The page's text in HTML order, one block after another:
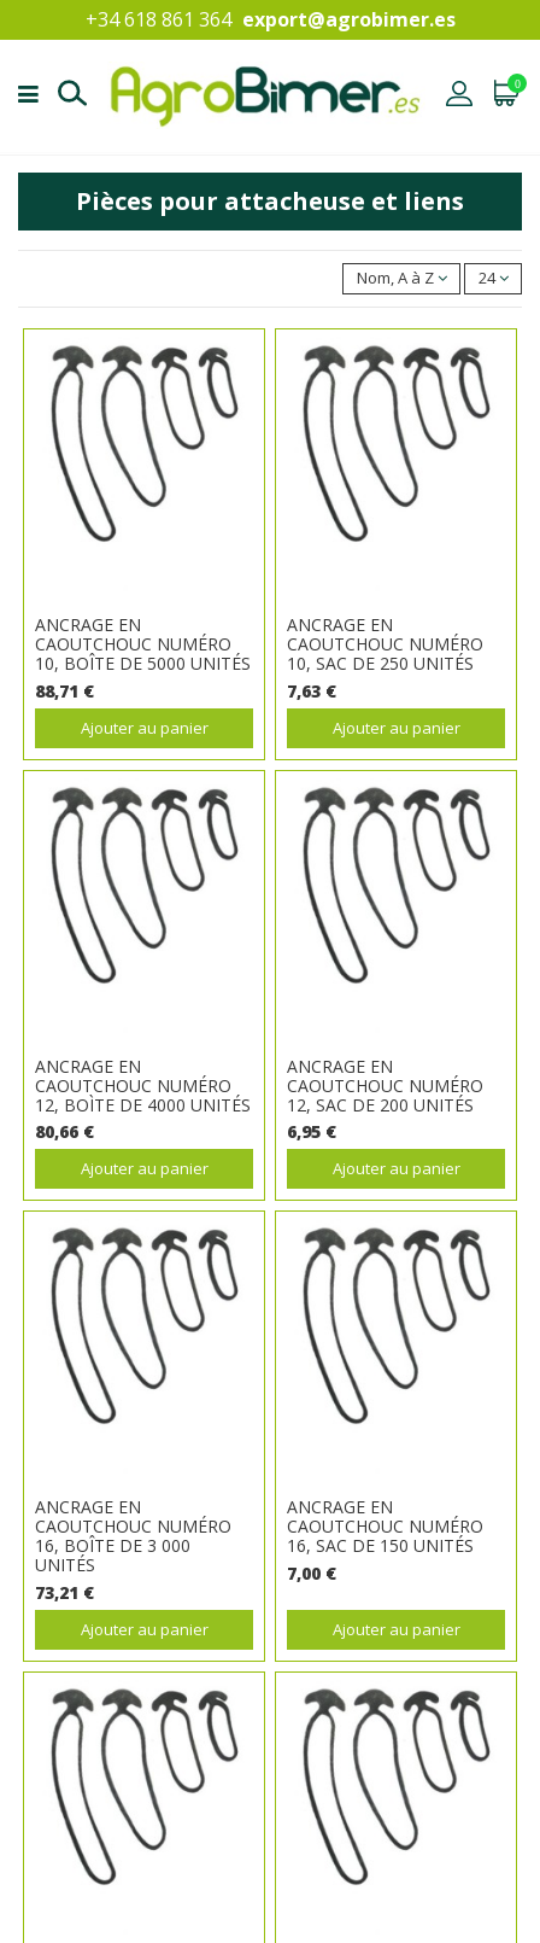
+34 618 861 364 export@agrobimer.es
0
Pièces pour attacheuse et liens
Nom, A à Z 24
ANCRAGE EN
CAOUTCHOUC NUMÉRO
10, BOÎTE DE 5000 UNITÉS
88,71 €
Ajouter au panier
ANCRAGE EN
CAOUTCHOUC NUMÉRO
10, SAC DE 250 UNITÉS
7,63 €
Ajouter au panier
ANCRAGE EN
CAOUTCHOUC NUMÉRO
12, BOÌTE DE 4000 UNITÉS
80,66 €
Ajouter au panier
ANCRAGE EN
CAOUTCHOUC NUMÉRO
12, SAC DE 200 UNITÉS
6,95 €
Ajouter au panier
ANCRAGE EN
CAOUTCHOUC NUMÉRO
16, BOÎTE DE 3 000
UNITÉS
73,21 €
Ajouter au panier
ANCRAGE EN
CAOUTCHOUC NUMÉRO
16, SAC DE 150 UNITÉS
7,00 €
Ajouter au panier